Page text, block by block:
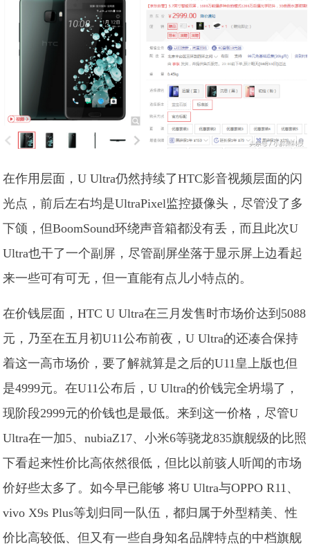
在作用层面，U Ultra仍然持续了HTC影音视频层面的闪
光点，前后左右均是UltraPixel监控摄像头，尽管没了多
下颌，但BoomSound环绕声音箱都没有丢，而且此次U
Ultra也干了一个副屏，尽管副屏坐落于显示屏上边看起
来一些可有可无，但一直能有点儿小特点的。
在价钱层面，HTC U Ultra在三月发售时市场价达到5088
元，乃至在五月初U11公布前夜，U Ultra的还凑合保持
着这一高市场价，要了解就算是之后的U11皇上版也但
是4999元。在U11公布后，U Ultra的价钱完全坍塌了，
现阶段2999元的价钱也是最低。来到这一价格，尽管U
Ultra在一加5、nubiaZ17、小米6等骁龙835旗舰级的比照
下看起来性价比高依然很低，但比以前骇人听闻的市场
价好些太多了。如今早已能够 将U Ultra与OPPO R11、
vivo X9s Plus等划归同一队伍，都归属于外型精美、性
价比高较低、但又有一些自身知名品牌特点的中档旗舰